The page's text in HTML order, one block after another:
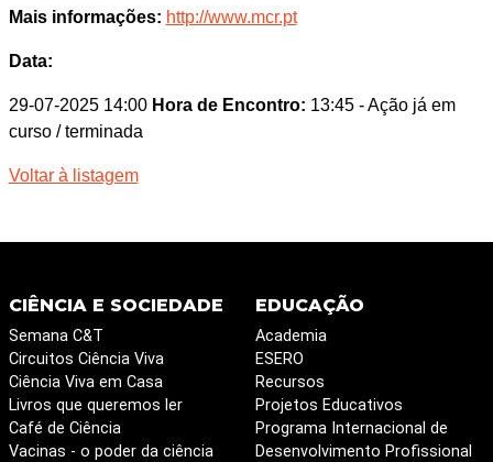
Mais informações: http://www.mcr.pt
Data:
29-07-2025 14:00 Hora de Encontro: 13:45 - Ação já em
curso / terminada
Voltar à listagem
CIÊNCIA E SOCIEDADE
Semana C&T
Circuitos Ciência Viva
Ciência Viva em Casa
Livros que queremos ler
Café de Ciência
Vacinas - o poder da ciência
EDUCAÇÃO
Academia
ESERO
Recursos
Projetos Educativos
Programa Internacional de
Desenvolvimento Profissional